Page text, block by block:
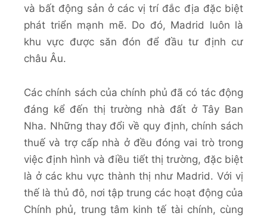
và bất động sản ở các vị trí đắc địa đặc biệt
phát triển mạnh mẽ. Do đó, Madrid luôn là
khu vực được săn đón để đầu tư định cư
châu Âu.
Các chính sách của chính phủ đã có tác động
đáng kể đến thị trường nhà đất ở Tây Ban
Nha. Những thay đổi về quy định, chính sách
thuế và trợ cấp nhà ở đều đóng vai trò trong
việc định hình và điều tiết thị trường, đặc biệt
là ở các khu vực thành thị như Madrid. Với vị
thế là thủ đô, nơi tập trung các hoạt động của
Chính phủ, trung tâm kinh tế tài chính, cùng